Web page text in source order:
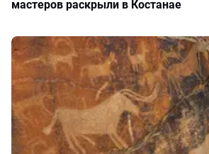
мастеров раскрыли в Костанае